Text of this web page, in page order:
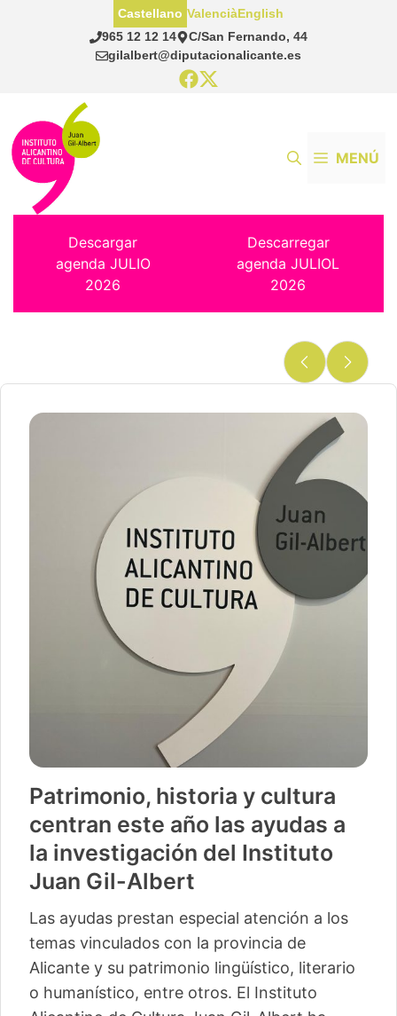
965 12 12 14
C/San Fernando, 44
gilalbert@diputacionalicante.es
Castellano ValenciàEnglish
MENÚ
Descargar
agenda JULIO
2026
Descarregar
agenda JULIOL
2026
Patrimonio, historia y cultura
centran este año las ayudas a
la investigación del Instituto
Juan Gil-Albert
Las ayudas prestan especial atención a los
temas vinculados con la provincia de
Alicante y su patrimonio lingüístico, literario
o humanístico, entre otros. El Instituto